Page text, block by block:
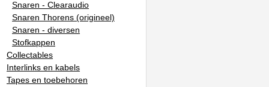
Snaren - Clearaudio
Snaren Thorens (origineel)
Snaren - diversen
Stofkappen
Collectables
Interlinks en kabels
Tapes en toebehoren